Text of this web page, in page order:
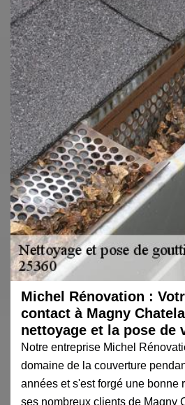
Michel Rénovation :
contact à Magny
nettoyage et la pose de
Notre entreprise Michel
domaine de la couverture
années et s'est forgé une bonne
ses nombreux clients de Magny